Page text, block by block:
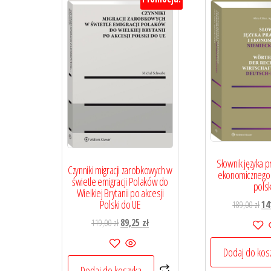
Czynniki migracji zarobkowych w
świetle emigracji Polaków do
Wielkiej Brytanii po akcesji
Polski do UE
119,00złPierwotna
cena
wynosiła:
119,00 zł.
89,25 złAktualna
89,25 zł.
Słownik języka
189,00zł
Dodaj do